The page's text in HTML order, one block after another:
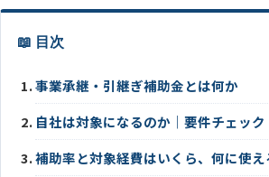
📖 目次
事業承継・引継ぎ補助金とは何か
自社は対象になるのか｜要件チェック
補助率と対象経費はいくら、何に使